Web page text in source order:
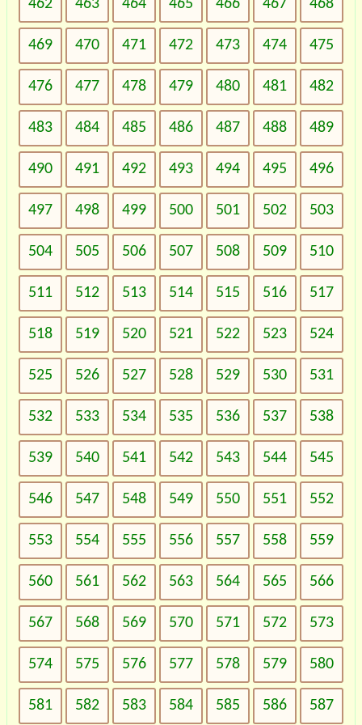
462 463 464 465 466 467 468
469 470 471 472 473 474 475
476 477 478 479 480 481 482
483 484 485 486 487 488 489
490 491 492 493 494 495 496
497 498 499 500 501 502 503
504 505 506 507 508 509 510
511 512 513 514 515 516 517
518 519 520 521 522 523 524
525 526 527 528 529 530 531
532 533 534 535 536 537 538
539 540 541 542 543 544 545
546 547 548 549 550 551 552
553 554 555 556 557 558 559
560 561 562 563 564 565 566
567 568 569 570 571 572 573
574 575 576 577 578 579 580
581 582 583 584 585 586 587